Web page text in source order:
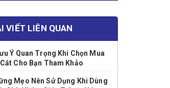
VIẾT LIÊN QUAN
Ý Quan Trọng Khi Chọn Mua
Cho Bạn Tham Khảo
Mẹo Nên Sử Dụng Khi Dùng